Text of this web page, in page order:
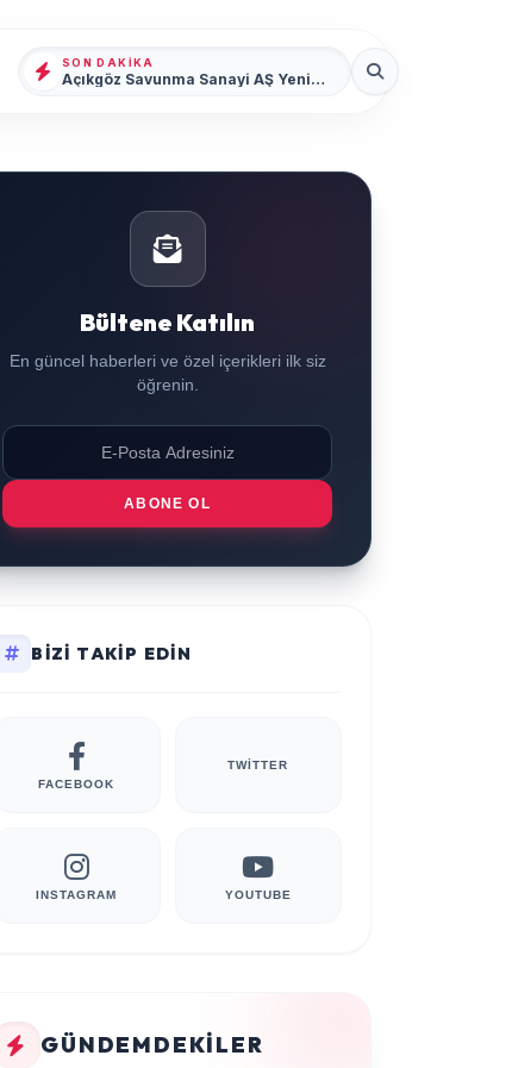
SON DAKIKA
Açıkgöz Savunma Sanayi AŞ Yeni Yönetim Kurulunu Açıkladı ve Savunma Sanayinde Küresel Vizyon Vurgusu
Bültene Katılın
En güncel haberleri ve özel içerikleri ilk siz
öğrenin.
ABONE OL
BIZI TAKIP EDIN
FACEBOOK
TWITTER
INSTAGRAM YOUTUBE
GÜNDEMDEKILER